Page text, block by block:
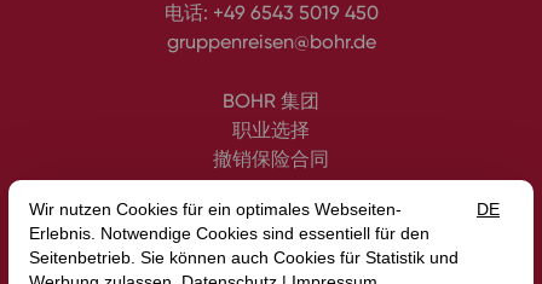
电话: +49 6543 5019 450
gruppenreisen@bohr.de
BOHR 集团
职业选择
撤销保险合同
隐私保护 公司信息优惠券服务条款内部无障碍说明
媒体
博客